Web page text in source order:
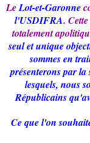
LeLot-et-Garonne
l'USDIFRA.
totalement
seul et unique
sommes en
présenterons par la
lesquels, nous
Républicains
Ce que l'on